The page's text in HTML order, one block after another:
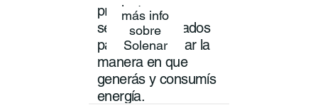
productos y
servicios pensados
para transformar la
manera en que
generás y consumís
energía.
más info
sobre
Solenar